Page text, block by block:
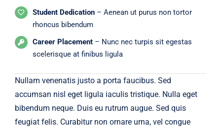
Student Dedication – Aenean ut purus non tortor
rhoncus bibendum
Career Placement – Nunc nec turpis sit egestas
scelerisque at finibus ligula
Nullam venenatis justo a porta faucibus. Sed
accumsan nisl eget ligula iaculis tristique. Nulla eget
bibendum neque. Duis eu rutrum augue. Sed quis
feugiat felis. Curabitur non ornare urna, vel congue